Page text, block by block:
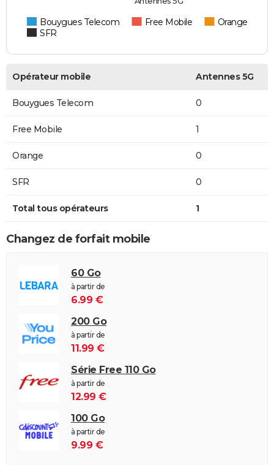
Bouygues Telecom Free Mobile
Orange
SFR
Opérateur mobile Antennes 5G
Bouygues Telecom 0
Free Mobile 1
Orange 0
SFR 0
Total tous opérateurs 1
Changez de forfait mobile
60 Go
à partir de
6.99 €
200 Go
à partir de
11.99 €
Série Free 110 Go
à partir de
12.99 €
100 Go
à partir de
9.99 €